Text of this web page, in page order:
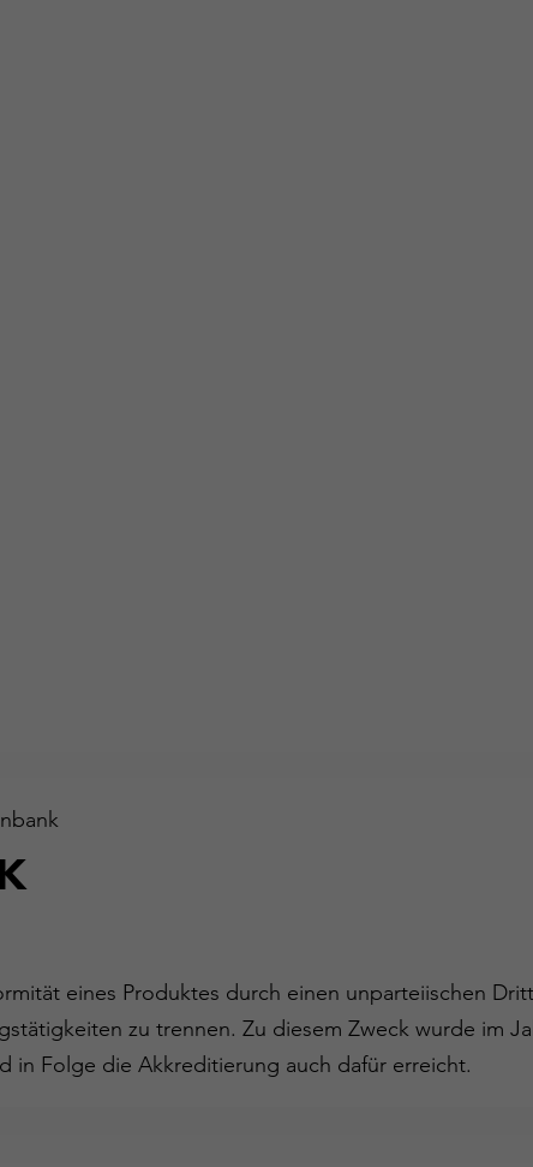
eines Produktes durch einen unparteiischen
zu trennen. Zu diesem Zweck wurde im
in Folge die Akkreditierung auch dafür erreicht.